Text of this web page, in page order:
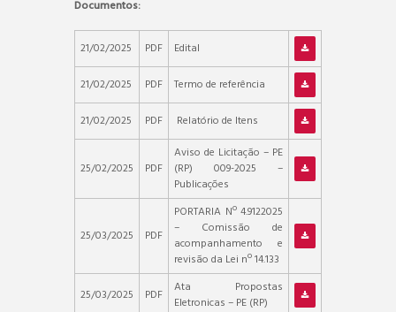
Documentos:
21/02/2025 PDF Edital
21/02/2025 PDF Termo de referência
21/02/2025 PDF Relatório de Itens
25/02/2025 PDF
Aviso de Licitação – PE
(RP) 009-2025 –
Publicações
25/03/2025 PDF
PORTARIA Nº 4.9122025
– Comissão de
acompanhamento e
revisão da Lei nº 14.133
25/03/2025
PDF
Ata Propostas
Eletronicas – PE (RP)